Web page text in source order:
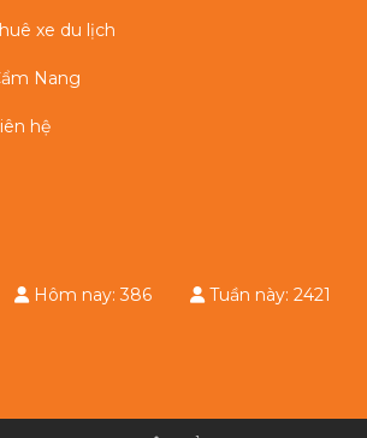
xe du lịch
Nang
hệ
Hôm nay: 386 Tuần này: 2421